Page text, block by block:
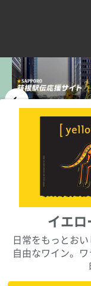
イエ
日常をもっとお
自由なワイン。